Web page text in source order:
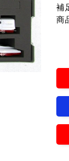
補
商